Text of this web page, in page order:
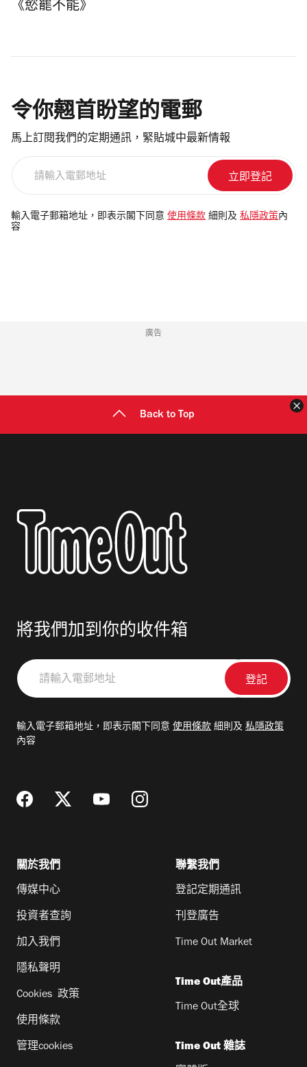
《慾罷不能》
令你翹首盼望的電郵
馬上訂閱我們的定期通訊，緊貼城中最新情報
電
郵
輸入電子郵箱地址，即表示閣下同意 使用條款 細則及 私隱政策 內
容
廣告
Back to Top
將我們加到你的收件箱
請
輸
郵
輸入電子郵箱地址，即表示閣下同意 使用條款 細則及 私隱政策
內容
關於我們
傳媒中心
投資者查詢
加入我們
隱私聲明
Cookies 政策
使用條款
管理cookies
聯繫我們
登記定期通訊
刊登廣告
Time Out Market
Time Out產品
Time Out全球
Time Out 雜誌